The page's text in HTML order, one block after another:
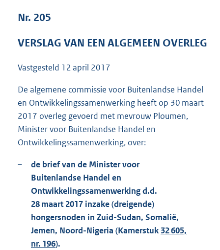
:
K
b
Nr. 205
VERSLAG VAN EEN ALGEMEEN OVERLEG
Vastgesteld 12 april 2017
De algemene commissie voor Buitenlandse Handel
en Ontwikkelingssamenwerking heeft op 30 maart
2017 overleg gevoerd met mevrouw Ploumen,
Minister voor Buitenlandse Handel en
Ontwikkelingssamenwerking, over:
–
de brief van de Minister voor
Buitenlandse Handel en
Ontwikkelingssamenwerking d.d.
28 maart 2017 inzake (dreigende)
hongersnoden in Zuid-Sudan, Somalië,
Jemen, Noord-Nigeria (Kamerstuk 32 605,
nr. 196).